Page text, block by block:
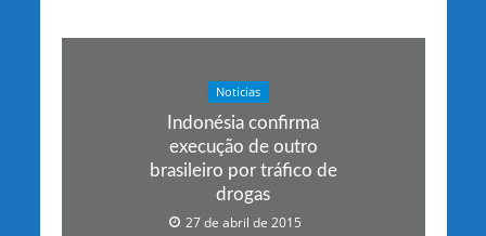
Noticias
Indonésia confirma
execução de outro
brasileiro por tráfico de
drogas
27 de abril de 2015